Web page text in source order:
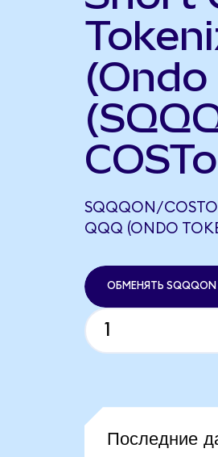
(Ondo
SQQQON/
QQQ (ONDO
ОБМЕНЯТЬ SQQQON